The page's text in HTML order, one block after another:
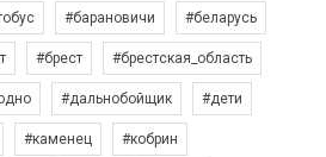
#барановичи #беларусь
#брест #брестская_область
#дальнобойщик #дети
#каменец #кобрин